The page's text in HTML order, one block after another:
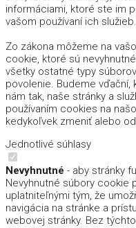
informáciami, ktoré ste im
vašom používaní ich služieb.
Zo zákona môžeme na
cookie, ktoré sú
všetky ostatné typy
povolenie. Budeme
nám tak, naše stránky a
používaním cookies na
kedykoľvek zmeniť alebo
Jednotlivé súhlasy
Nevyhnutné - aby stránky
Nevyhnutné súbory cookie
uplatniteľnými tým, že
navigácia na stránke a
webovej stránky. Bez